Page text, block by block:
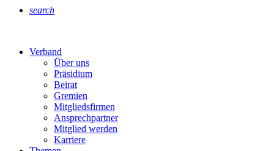
search
Verband
Über uns
Präsidium
Beirat
Gremien
Mitgliedsfirmen
Ansprechpartner
Mitglied werden
Karriere